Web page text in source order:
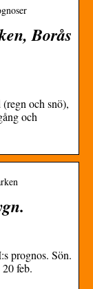
Borås
och snö),
och
prognos. Sön.
feb.